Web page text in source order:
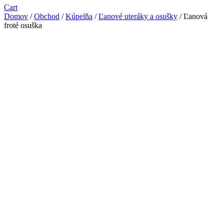
Cart
Domov /Obchod /Kúpelňa /Ľanové uteráky a osušky / Ľanová
froté osuška